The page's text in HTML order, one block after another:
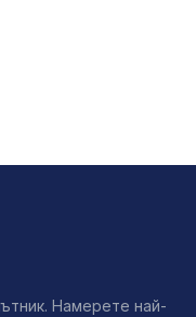
Намерете най-